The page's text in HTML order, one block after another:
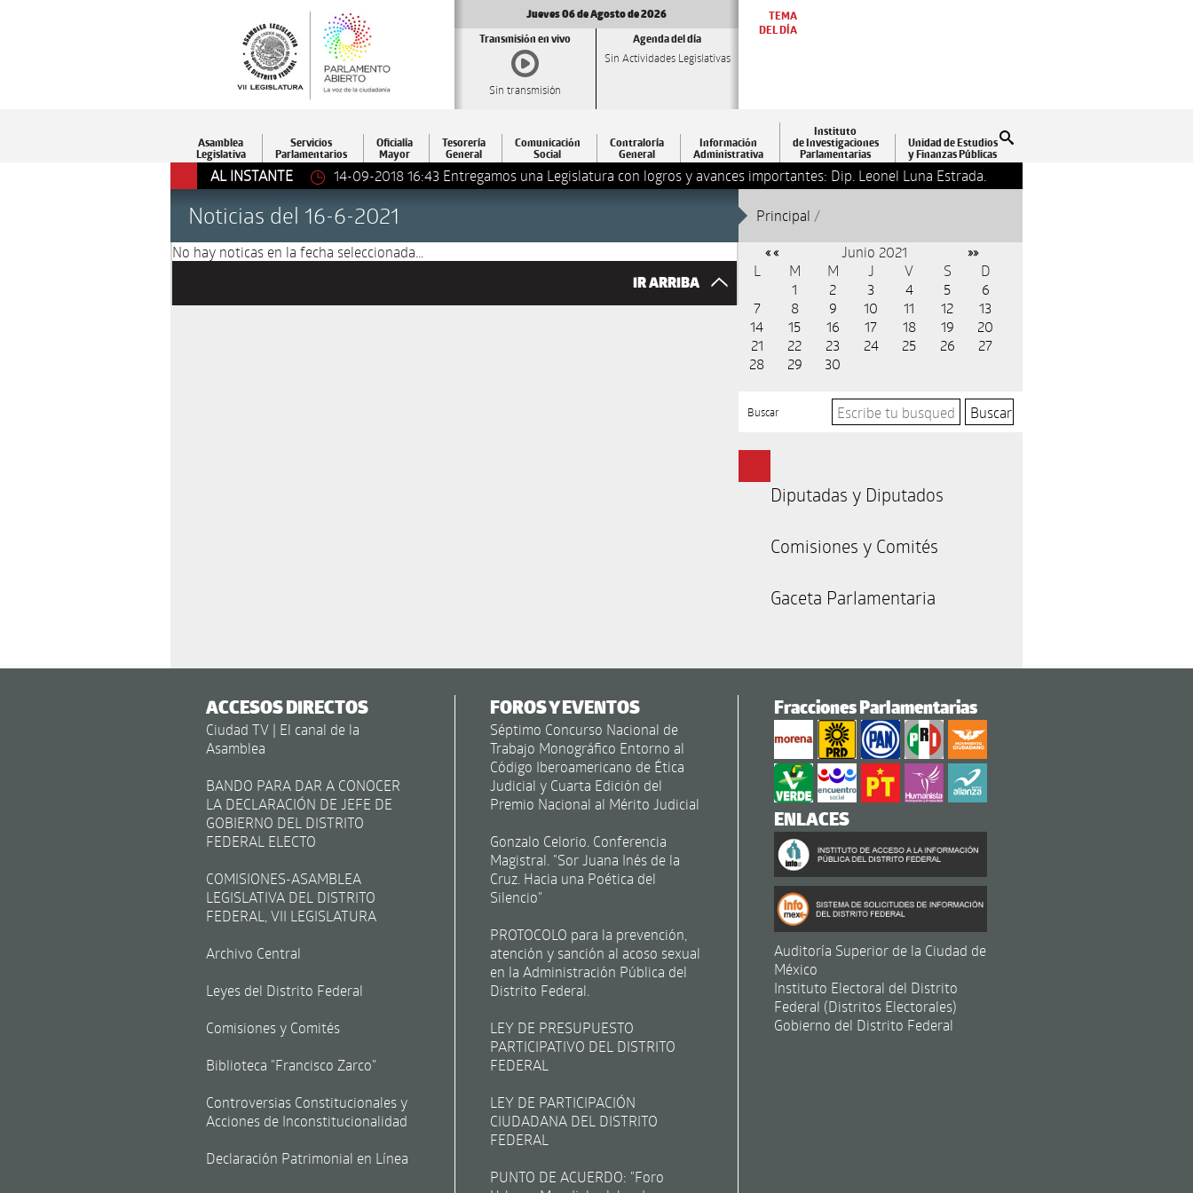
Jueves 06 de Agosto de 2026
Transmisión en vivo
Sin transmisión
Agenda del día
Sin Actividades Legislativas
TEMA
DEL DÍA
Asamblea
Legislativa
Servicios
Parlamentarios
Oficialía
Mayor
Tesorería
General
Comunicación
Social
Contraloría
General
Información
Administrativa
Instituto
de Investigaciones
Parlamentarias
Unidad de Estudios
y Finanzas Públicas
AL INSTANTE 14-09-2018 16:43 Entregamos una Legislatura con logros y avances importantes: Dip. Leonel Luna Estrada.
Noticias del 16-6-2021 Principal /
No hay noticas en la fecha seleccionada...
IR ARRIBA
« « Junio 2021 »»
L M M J V S
D
1
2 3 4 5
6
7
8 9 10 11 12
13
14
15 16 17 18 19
20
21
22 23 24 25 26
27
28
29 30
Buscar
Diputadas y Diputados
Comisiones y Comités
Gaceta Parlamentaria
ACCESOS DIRECTOS
Ciudad TV | El canal de la
Asamblea
BANDO PARA DAR A CONOCER
LA DECLARACIÓN DE JEFE DE
GOBIERNO DEL DISTRITO
FEDERAL ELECTO
COMISIONES-ASAMBLEA
LEGISLATIVA DEL DISTRITO
FEDERAL, VII LEGISLATURA
Archivo Central
Leyes del Distrito Federal
Comisiones y Comités
Biblioteca "Francisco Zarco"
Controversias Constitucionales y
Acciones de Inconstitucionalidad
Declaración Patrimonial en Línea
FOROS Y EVENTOS
Séptimo Concurso Nacional de
Trabajo Monográfico Entorno al
Código Iberoamericano de Ética
Judicial y Cuarta Edición del
Premio Nacional al Mérito Judicial
Gonzalo Celorio. Conferencia
Magistral. "Sor Juana Inés de la
Cruz. Hacia una Poética del
Silencio"
PROTOCOLO para la prevención,
atención y sanción al acoso sexual
en la Administración Pública del
Distrito Federal.
LEY DE PRESUPUESTO
PARTICIPATIVO DEL DISTRITO
FEDERAL
LEY DE PARTICIPACIÓN
CIUDADANA DEL DISTRITO
FEDERAL
PUNTO DE ACUERDO: "Foro
Fracciones Parlamentarias
ENLACES
Auditoría Superior de la Ciudad de
México
Instituto Electoral del Distrito
Federal (Distritos Electorales)
Gobierno del Distrito Federal